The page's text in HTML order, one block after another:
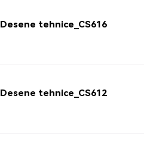
Desene tehnice_CS616
Desene tehnice_CS612